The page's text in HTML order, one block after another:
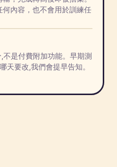
何內容，也不會用於訓練任
是付費附加功能。早期測
天要改,我們會提早告知。